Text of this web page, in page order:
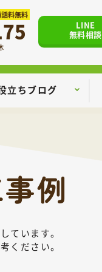
料無料
LINE
無料相談
立ちブログ
例
ています。
ください。